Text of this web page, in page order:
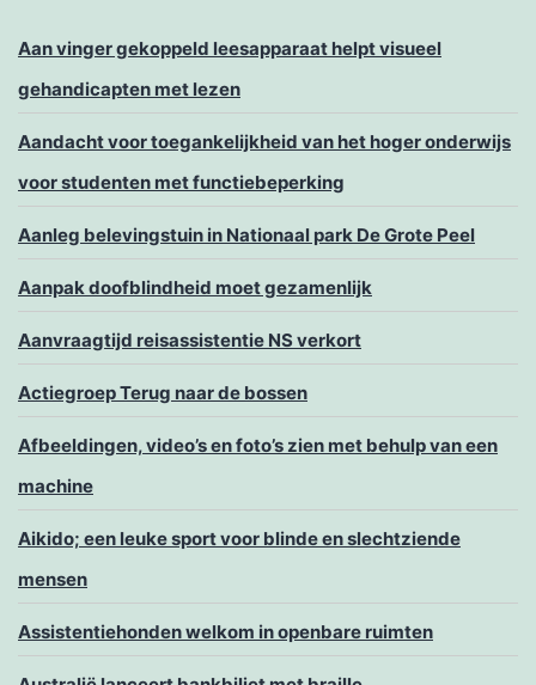
Aan vinger gekoppeld leesapparaat helpt visueel
gehandicapten met lezen
Aandacht voor toegankelijkheid van het hoger onderwijs
voor studenten met functiebeperking
Aanleg belevingstuin in Nationaal park De Grote Peel
Aanpak doofblindheid moet gezamenlijk
Aanvraagtijd reisassistentie NS verkort
Actiegroep Terug naar de bossen
Afbeeldingen, video’s en foto’s zien met behulp van een
machine
Aikido; een leuke sport voor blinde en slechtziende
mensen
Assistentiehonden welkom in openbare ruimten